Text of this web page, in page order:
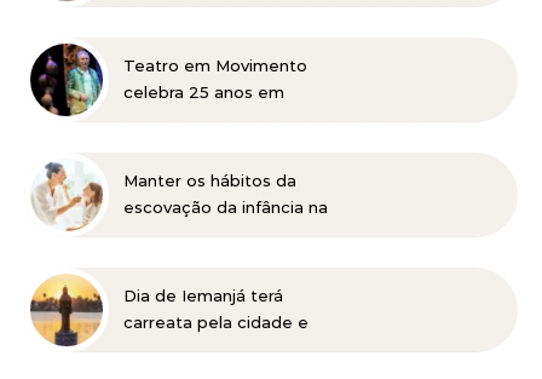
TV e teatro
Teatro em Movimento
celebra 25 anos em
“Delírio”
Manter os hábitos da
escovação da infância na
Dia de Iemanjá terá
carreata pela cidade e